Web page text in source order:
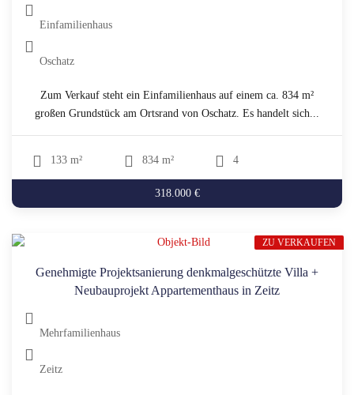
Einfamilienhaus
Oschatz
Zum Verkauf steht ein Einfamilienhaus auf einem ca. 834 m²
großen Grundstück am Ortsrand von Oschatz. Es handelt sich...
133 m² 834 m² 4
318.000 €
Genehmigte Projektsanierung denkmalgeschützte Villa +
Neubauprojekt Appartementhaus in Zeitz
Mehrfamilienhaus
Zeitz
ZU VERKAUFEN